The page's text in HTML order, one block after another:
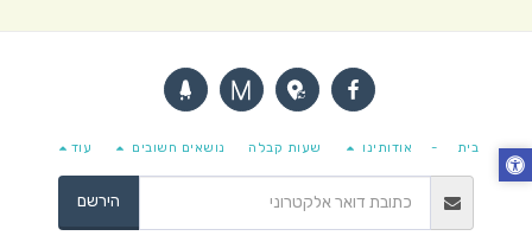
בית - אודותינו שעות קבלה נושאים חשובים עוד
הירשם